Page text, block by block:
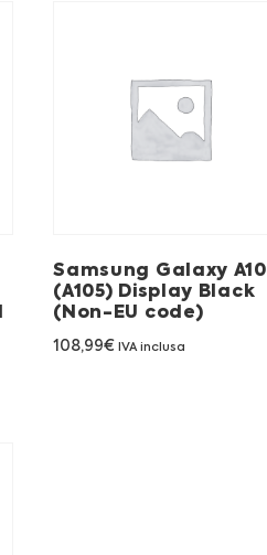
Samsung Galaxy A10
(A105) Display Black
(Non-EU code)
108,99€ IVA inclusa